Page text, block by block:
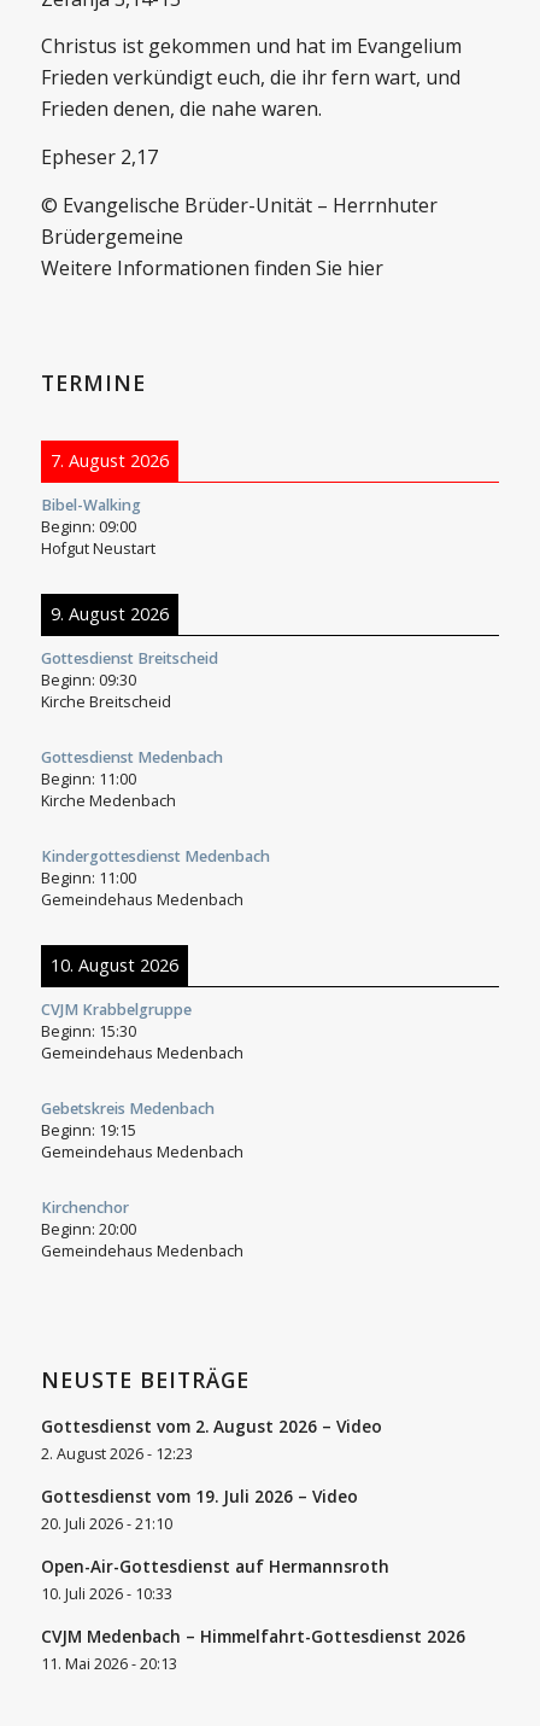
Christus ist gekommen und hat im Evangelium
Frieden verkündigt euch, die ihr fern wart, und
Frieden denen, die nahe waren.
Epheser 2,17
© Evangelische Brüder-Unität – Herrnhuter
Brüdergemeine
Weitere Informationen finden Sie hier
TERMINE
7. August 2026
Bibel-Walking
Beginn: 09:00
Hofgut Neustart
9. August 2026
Gottesdienst Breitscheid
Beginn: 09:30
Kirche Breitscheid
Gottesdienst Medenbach
Beginn: 11:00
Kirche Medenbach
Kindergottesdienst Medenbach
Beginn: 11:00
Gemeindehaus Medenbach
10. August 2026
CVJM Krabbelgruppe
Beginn: 15:30
Gemeindehaus Medenbach
Gebetskreis Medenbach
Beginn: 19:15
Gemeindehaus Medenbach
Kirchenchor
Beginn: 20:00
Gemeindehaus Medenbach
NEUSTE BEITRÄGE
Gottesdienst vom 2. August 2026 – Video
2. August 2026 - 12:23
Gottesdienst vom 19. Juli 2026 – Video
20. Juli 2026 - 21:10
Open-Air-Gottesdienst auf Hermannsroth
10. Juli 2026 - 10:33
CVJM Medenbach – Himmelfahrt-Gottesdienst 2026
11. Mai 2026 - 20:13